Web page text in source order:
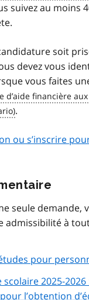
suivez au moins
soit
devez vous
vous faites
.
ou s’inscrire
seule demande,
admissibilité à
pour
scolaire 2025-
l’obtention